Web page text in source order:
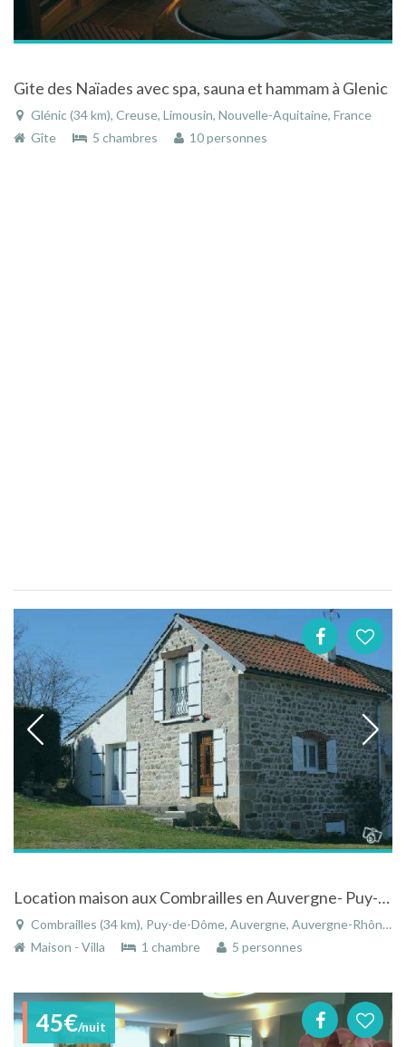
Gite des Naïades avec spa, sauna et hammam à Glenic
Glénic (34 km), Creuse, Limousin, Nouvelle-Aquitaine, France
Gîte
5 chambres 10 personnes
Location maison aux Combrailles en Auvergne- Puy-de-Dôme vue sur massif du Sancy
Combrailles (34 km), Puy-de-Dôme, Auvergne, Auvergne-Rhône-Alpes, France
Maison - Villa
1 chambre 5 personnes
45€/nuit